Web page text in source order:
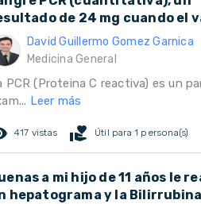
de 24 mg cuando el
David Guillermo Gomez Garnica
Medicina General
PCR (Proteina C reactiva) es un
Leer más
417 vistas volunteer_activism Útil para 1 persona(s)
a mi hijo de 11 años le
hepatograma y la